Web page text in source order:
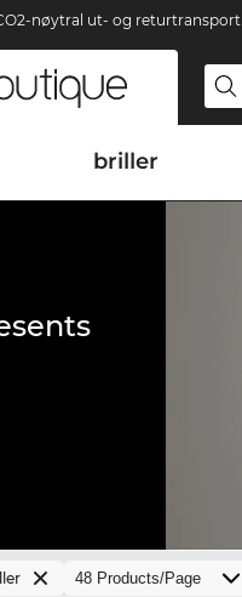
nøytral ut- og returtransport
briller